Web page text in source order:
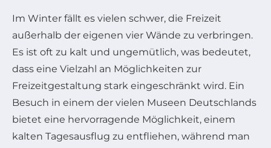
Im Winter fällt es vielen schwer, die Freizeit
außerhalb der eigenen vier Wände zu verbringen.
Es ist oft zu kalt und ungemütlich, was bedeutet,
dass eine Vielzahl an Möglichkeiten zur
Freizeitgestaltung stark eingeschränkt wird. Ein
Besuch in einem der vielen Museen Deutschlands
bietet eine hervorragende Möglichkeit, einem
kalten Tagesausflug zu entfliehen, während man